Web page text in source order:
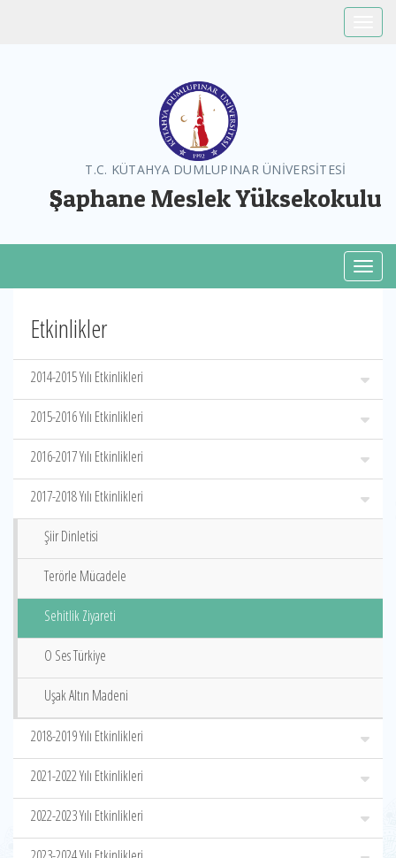
T.C. KÜTAHYA DUMLUPINAR ÜNİVERSİTESİ
Şaphane Meslek Yüksekokulu
Etkinlikler
2014-2015 Yılı Etkinlikleri
2015-2016 Yılı Etkinlikleri
2016-2017 Yılı Etkinlikleri
2017-2018 Yılı Etkinlikleri
Şiir Dinletisi
Terörle Mücadele
Sehitlik Ziyareti
O Ses Türkiye
Uşak Altın Madeni
2018-2019 Yılı Etkinlikleri
2021-2022 Yılı Etkinlikleri
2022-2023 Yılı Etkinlikleri